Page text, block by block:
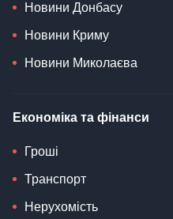
Новини Донбасу
Новини Криму
Новини Миколаєва
Економіка та фінанси
Гроші
Транспорт
Нерухомість